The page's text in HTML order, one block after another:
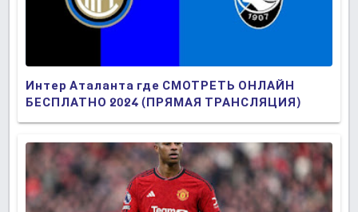
Интер Аталанта где СМОТРЕТЬ ОНЛАЙН
БЕСПЛАТНО 2024 (ПРЯМАЯ ТРАНСЛЯЦИЯ)